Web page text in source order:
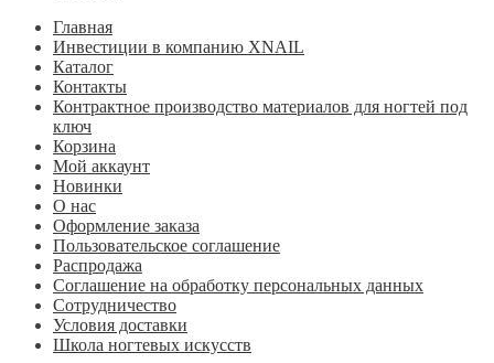
Главная
Инвестиции в компанию XNAIL
Каталог
Контакты
Контрактное производство материалов для ногтей под
ключ
Корзина
Мой аккаунт
Новинки
О нас
Оформление заказа
Пользовательское соглашение
Распродажа
Соглашение на обработку персональных данных
Сотрудничество
Условия доставки
Школа ногтевых искусств